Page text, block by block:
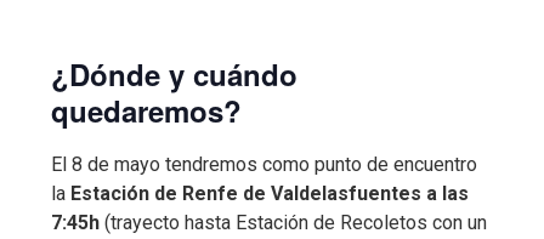
¿Dónde y cuándo
quedaremos?
El 8 de mayo tendremos como punto de encuentro
la Estación de Renfe de Valdelasfuentes a las
7:45h (trayecto hasta Estación de Recoletos con un